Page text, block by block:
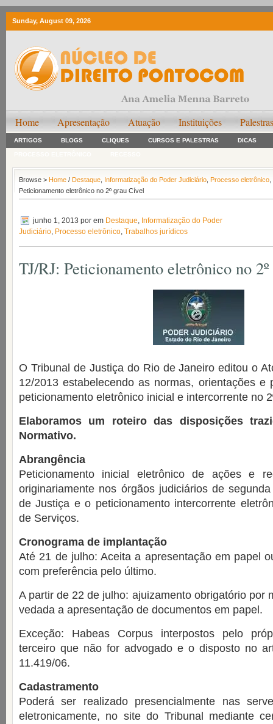
Sunday, August 09, 2026
Home Apresentação Atuação Instituições Palestras
ARTIGOS BLOGS CLIQUES CURSOS E PALESTRAS DICAS
Browse > Home / Destaque Informatização do Poder Judiciário Processo eletrônico
Peticionamento eletrônico no 2º grau Cível
junho 1, 2013 por em Destaque, Informatização do Poder
Judiciário, Processo eletrônico, Trabalhos jurídicos
TJ/RJ: Peticionamento eletrônico no
O Tribunal de Justiça do Rio de Janeiro editou o
12/2013 estabelecendo as normas, orientações e
peticionamento eletrônico inicial e intercorrente no
Elaboramos um roteiro das disposições
Normativo.
Abrangência
Peticionamento inicial eletrônico de ações e
originariamente nos órgãos judiciários de
de Justiça e o peticionamento intercorrente
de Serviços.
Cronograma de implantação
Até 21 de julho: Aceita a apresentação em papel
com preferência pelo último.
A partir de 22 de julho: ajuizamento obrigatório por
vedada a apresentação de documentos em papel.
Exceção: Habeas Corpus interpostos pelo
terceiro que não for advogado e o disposto no
11.419/06.
Cadastramento
Poderá ser realizado presencialmente nas
eletronicamente, no site do Tribunal mediante